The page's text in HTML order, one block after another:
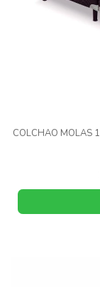
COLCHAO MOLAS